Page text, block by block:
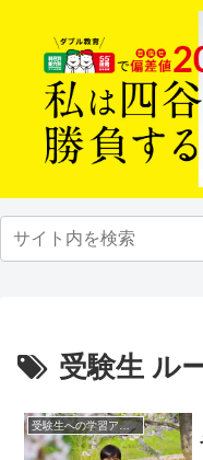
受験生 ル
受験生への学習アドバイス